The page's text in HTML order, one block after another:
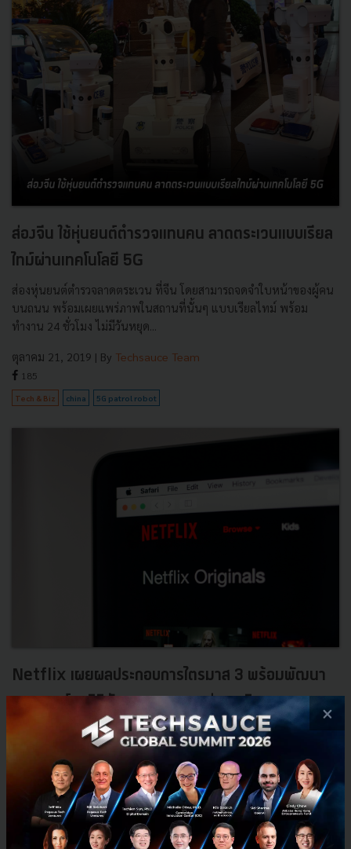
ส่องจีน ใช้หุ่นยนต์ตำรวจแทนคน ลาดตระเวนแบบเรียล
ไทม์ผ่านเทคโนโลยี 5G
ส่องหุ่นยนต์ตำรวจลาดตระเวน ที่จีน โดยสามารถจดจำใบหน้าของผู้คน
บนถนน พร้อมเผยแพร่ภาพในสถานที่นั้นๆ แบบเรียลไทม์ พร้อม
ทำงาน 24 ชั่วโมง ไม่มีวันหยุด...
ตุลาคม 21, 2019 | By Techsauce Team
185
Tech & Biz china 5G patrol robot
Netflix เผยผลประกอบการไตรมาส 3 พร้อมพัฒนา
คอนเทนต์ออริจินัล ลุยเจาะตลาดต่างชาติ
Netflix รายงานผลประกอบการไตรมาสที่ 3 ประจำปีนี้ โดยสร้างสถิติ
ใหม่สำหรับไตรมาสดังกล่าวด้วยยอดสมาชิกที่เพิ่มขึ้นถึง 6.8 ล้านบัญชี
สูงกว่าช่วงเดียวกันของปีก่อนหน้าถึง 12 %...
ตุลาคม 21, 2019| By Techsauce Team
29
PR News netflix content
×